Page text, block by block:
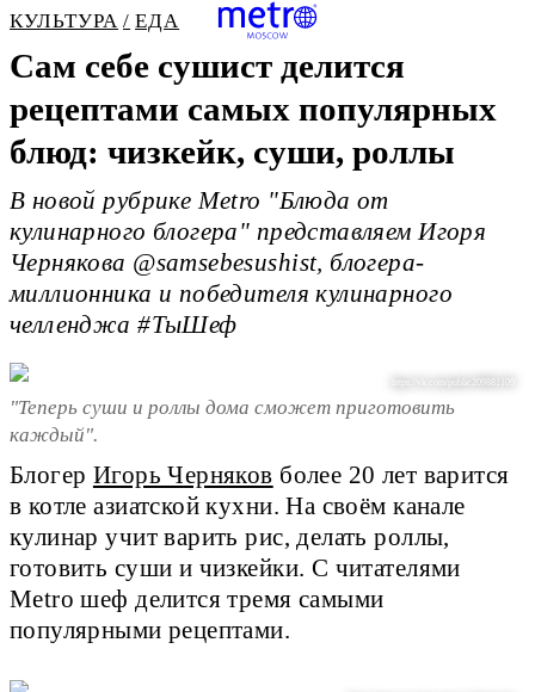
КУЛЬТУРА ЕДА
Сам себе сушист делится
рецептами самых популярных
блюд: чизкейк, суши, роллы
В новой рубрике Metro "Блюда от
кулинарного блогера" представляем Игоря
Чернякова @samsebesushist, блогера-
миллионника и победителя кулинарного
челленджа #ТыШеф
https://vk.com/public209881109
"Теперь суши и роллы дома сможет приготовить
каждый".
Блогер Игорь Черняков более 20 лет варится
в котле азиатской кухни. На своём канале
кулинар учит варить рис, делать роллы,
готовить суши и чизкейки. С читателями
Metro шеф делится тремя самыми
популярными рецептами.